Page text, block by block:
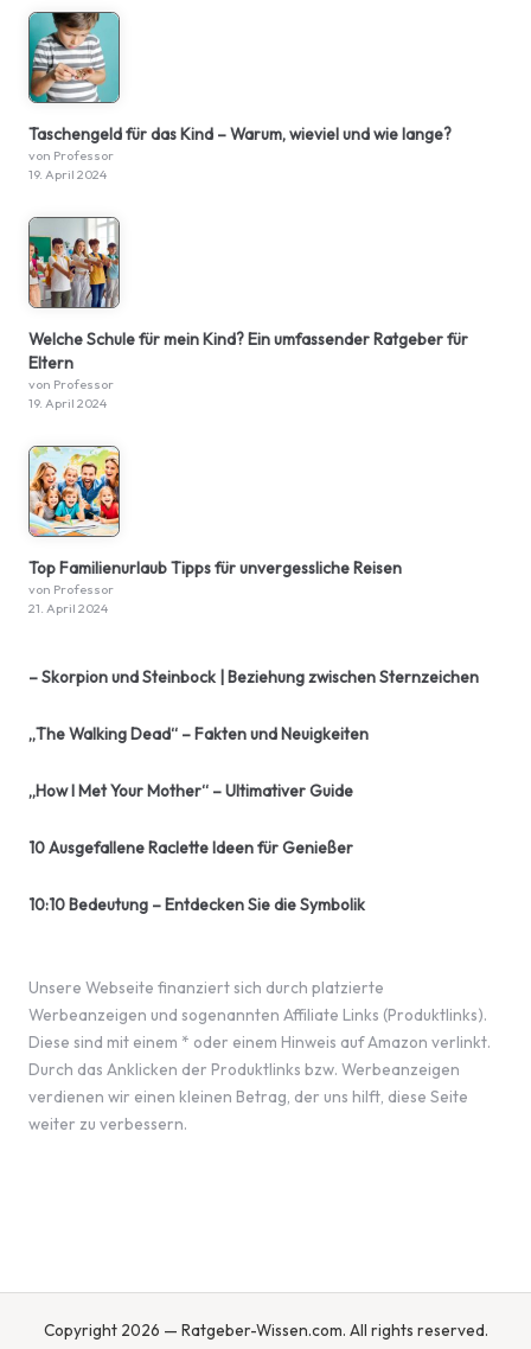
Taschengeld für das Kind – Warum, wieviel und wie lange?
von Professor
19. April 2024
Welche Schule für mein Kind? Ein umfassender Ratgeber für
Eltern
von Professor
19. April 2024
Top Familienurlaub Tipps für unvergessliche Reisen
von Professor
21. April 2024
– Skorpion und Steinbock | Beziehung zwischen Sternzeichen
„The Walking Dead“ – Fakten und Neuigkeiten
„How I Met Your Mother“ – Ultimativer Guide
10 Ausgefallene Raclette Ideen für Genießer
10:10 Bedeutung – Entdecken Sie die Symbolik
Unsere Webseite finanziert sich durch platzierte
Werbeanzeigen und sogenannten Affiliate Links (Produktlinks).
Diese sind mit einem * oder einem Hinweis auf Amazon verlinkt.
Durch das Anklicken der Produktlinks bzw. Werbeanzeigen
verdienen wir einen kleinen Betrag, der uns hilft, diese Seite
weiter zu verbessern.
Copyright 2026 — Ratgeber-Wissen.com. All rights reserved.